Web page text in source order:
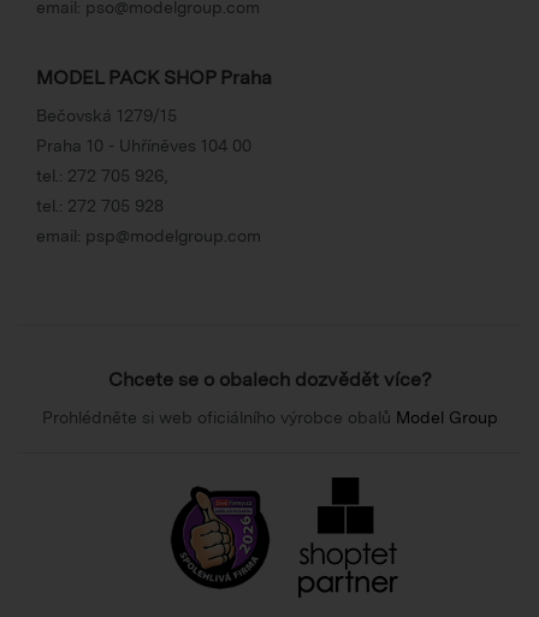
email: pso@modelgroup.com
MODEL PACK SHOP Praha
Bečovská 1279/15
Praha 10 - Uhříněves 104 00
tel.: 272 705 926
tel.: 272 705 928
email: psp@modelgroup.com
Chcete se o obalech dozvědět více?
Prohlédněte si web oficiálního výrobce obalů Model Group